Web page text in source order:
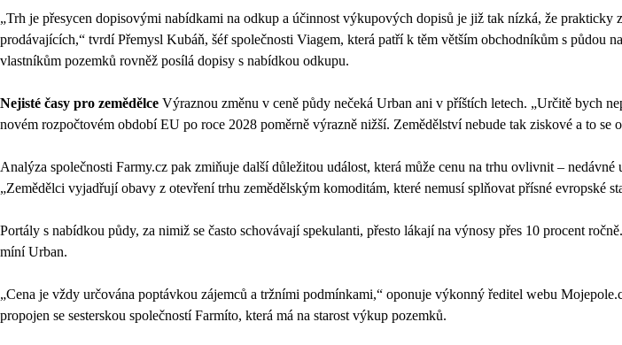
„Trh je přesycen dopisovými nabídkami na odkup a účinnost výkupových dopisů je již tak nízká, že
prodávajících,“ tvrdí Přemysl Kubáň, šéf společnosti Viagem, která patří k těm větším obchodníkům s půdou
vlastníkům pozemků rovněž posílá dopisy s nabídkou odkupu.
Nejisté časy pro zemědělce Výraznou změnu v ceně půdy nečeká Urban ani v příštích letech. „Určitě bych
novém rozpočtovém období EU po roce 2028 poměrně výrazně nižší. Zemědělství nebude tak ziskové a to se
Analýza společnosti Farmy.cz pak zmiňuje další důležitou událost, která může cenu na trhu ovlivnit –
„Zemědělci vyjadřují obavy z otevření trhu zemědělským komoditám, které nemusí splňovat přísné evropské
Portály s nabídkou půdy, za nimiž se často schovávají spekulanti, přesto lákají na výnosy přes 10 procent
míní Urban.
„Cena je vždy určována poptávkou zájemců a tržními podmínkami,“ oponuje výkonný ředitel webu
propojen se sesterskou společností Farmíto, která má na starost výkup pozemků.